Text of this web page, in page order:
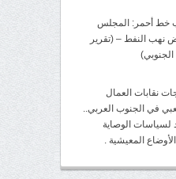
خط أحمر: المجلس
نهب النفط – (تقرير
نقابات العمال
في الجنوب العربي..
الوصاية
المعيشية .